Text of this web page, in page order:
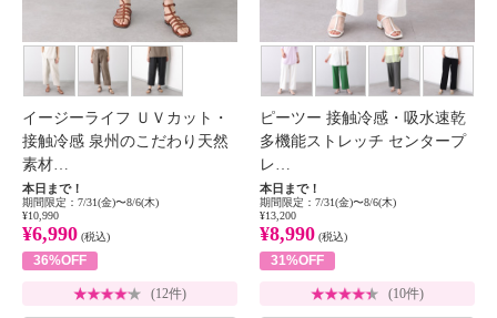
イージーライフ ＵＶカット・
接触冷感 泉州のこだわり天然
素材…
本日まで！
期間限定：7/31(金)〜8/6(木)
¥10,990
¥6,990 (税込)
36%OFF
(12件)
ピーツー 接触冷感・吸水速乾
多機能ストレッチ センタープ
レ…
本日まで！
期間限定：7/31(金)〜8/6(木)
¥13,200
¥8,990 (税込)
31%OFF
(10件)